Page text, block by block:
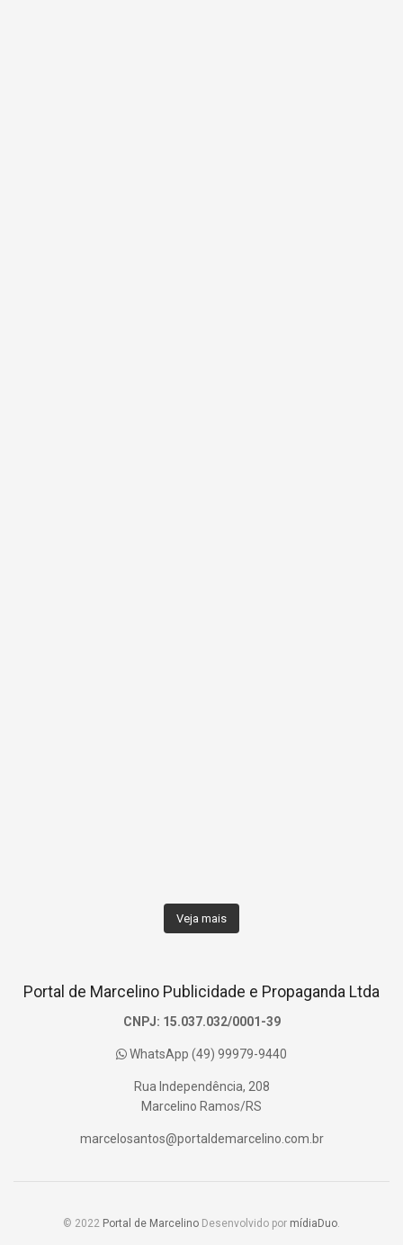
Veja mais
Portal de Marcelino Publicidade e Propaganda Ltda
CNPJ: 15.037.032/0001-39
WhatsApp (49) 99979-9440
Rua Independência, 208
Marcelino Ramos/RS
marcelosantos@portaldemarcelino.com.br
© 2022 Portal de Marcelino Desenvolvido por mídiaDuo.